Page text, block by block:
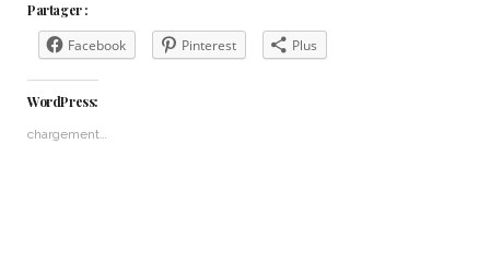
Partager :
Facebook Pinterest Plus
WordPress:
chargement…